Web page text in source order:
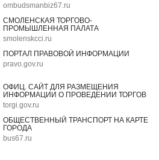
ombudsmanbiz67.ru
СМОЛЕНСКАЯ ТОРГОВО-
ПРОМЫШЛЕННАЯ ПАЛАТА
smolenskcci.ru
ПОРТАЛ ПРАВОВОЙ ИНФОРМАЦИИ
pravo.gov.ru
ОФИЦ. САЙТ ДЛЯ РАЗМЕЩЕНИЯ
ИНФОРМАЦИИ О ПРОВЕДЕНИИ ТОРГОВ
torgi.gov.ru
ОБЩЕСТВЕННЫЙ ТРАНСПОРТ НА КАРТЕ
ГОРОДА
bus67.ru